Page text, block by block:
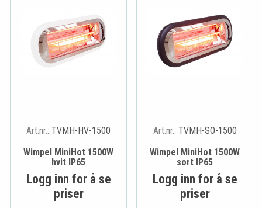
Art.nr.: TVMH-HV-1500
Wimpel MiniHot 1500W
hvit IP65
Logg inn for å se
priser
Art.nr.: TVMH-SO-1500
Wimpel MiniHot 1500W
sort IP65
Logg inn for å se
priser